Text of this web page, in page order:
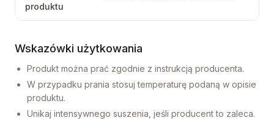
produktu
Wskazówki użytkowania
Produkt można prać zgodnie z instrukcją producenta.
W przypadku prania stosuj temperaturę podaną w opisie
produktu.
Unikaj intensywnego suszenia, jeśli producent to zaleca.